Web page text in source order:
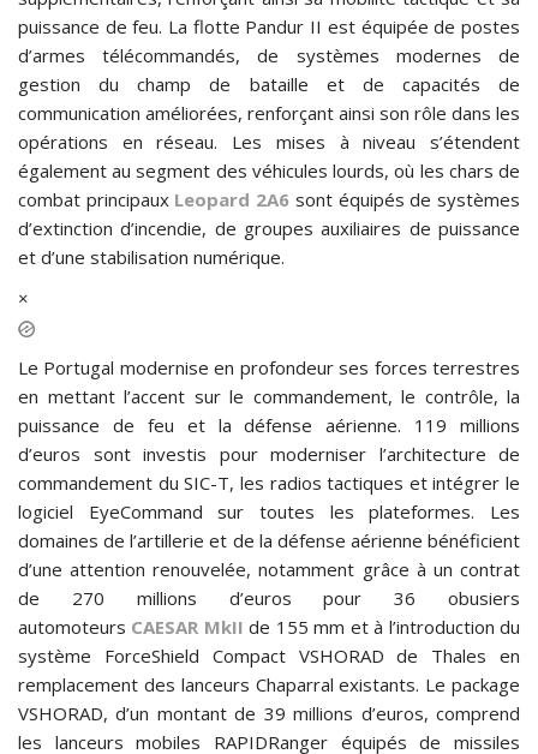
puissance de feu. La flotte Pandur II est équipée de postes
d’armes télécommandés, de systèmes modernes de
gestion du champ de bataille et de capacités de
communication améliorées, renforçant ainsi son rôle dans les
opérations en réseau. Les mises à niveau s’étendent
également au segment des véhicules lourds, où les chars de
combat principaux Leopard 2A6 sont équipés de systèmes
d’extinction d’incendie, de groupes auxiliaires de puissance
et d’une stabilisation numérique.
×
Le Portugal modernise en profondeur ses forces terrestres
en mettant l’accent sur le commandement, le contrôle, la
puissance de feu et la défense aérienne. 119 millions
d’euros sont investis pour moderniser l’architecture de
commandement du SIC-T, les radios tactiques et intégrer le
logiciel EyeCommand sur toutes les plateformes. Les
domaines de l’artillerie et de la défense aérienne bénéficient
d’une attention renouvelée, notamment grâce à un contrat
de 270 millions d’euros pour 36 obusiers
automoteurs CAESAR MkII de 155 mm et à l’introduction du
système ForceShield Compact VSHORAD de Thales en
remplacement des lanceurs Chaparral existants. Le package
VSHORAD, d’un montant de 39 millions d’euros, comprend
les lanceurs mobiles RAPIDRanger équipés de missiles